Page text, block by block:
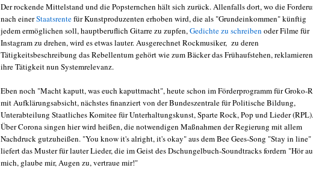
Der rockende Mittelstand und die Popsternchen hält sich zurück. Allenfalls dort, wo die
nach einerStaatsrentefür Kunstproduzenten erhoben wird, die als "Grundeinkommen" künftig
jedem ermöglichen soll, hauptberuflich Gitarre zu zupfen, Gedichte zu schreiben oder Filme für
Instagram zu drehen, wird es etwas lauter. Ausgerechnet Rockmusiker, zu deren
Tätigkeitsbeschreibung das Rebellentum gehört wie zum Bäcker das Frühaufstehen,
ihre Tätigkeit nun Systemrelevanz.
Eben noch "Macht kaputt, was euch kaputtmacht", heute schon im Förderprogramm für Groko-
mit Aufklärungsabsicht, nächstes finanziert von der Bundeszentrale für Politische Bildung,
Unterabteilung Staatliches Komitee für Unterhaltungskunst, Sparte Rock, Pop und Lieder (RPL).
Über Corona singen hier wird heißen, die notwendigen Maßnahmen der Regierung mit allem
Nachdruck gutzuheißen. "You know it's alright, it's okay" aus dem Bee Gees-Song "Stay in line"
liefert das Muster für lauter Lieder, die im Geist des Dschungelbuch-Soundtracks fordern "Hör
mich, glaube mir, Augen zu, vertraue mir!"